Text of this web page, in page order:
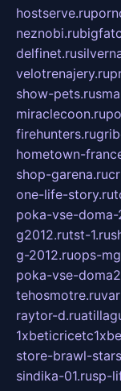
hostserve.ru
neznobi.ru
delfinet.ru
velotrenajery.ru
show-pets.ru
miraclecoon.ru
firehunters.ru
hometown-
shop-garena.ru
one-life-story.ru
poka-vse-doma-
g2012.rutst-1.ru
g-2012.ruops-
poka-vse-
tehosmotre.ru
raytor-d.ru
store-brawl-
sindika-01.rusp-